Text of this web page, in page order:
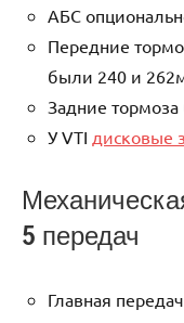
АБС
Передние
были 240 и
Задние тормоза
У VTI дисковые
5 передач
Главная